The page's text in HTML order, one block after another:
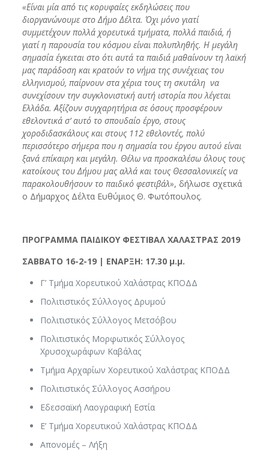
«Είναι μία από τις κορυφαίες εκδηλώσεις που
διοργανώνουμε στο Δήμο Δέλτα. Όχι μόνο γιατί
συμμετέχουν πολλά χορευτικά τμήματα, πολλά παιδιά, ή
γιατί η παρουσία του κόσμου είναι πολυπληθής. Η μεγάλη
σημασία έγκειται στο ότι αυτά τα παιδιά μαθαίνουν τη λαϊκή
μας παράδοση και κρατούν το νήμα της συνέχειας του
ελληνισμού, παίρνουν στα χέρια τους τη σκυτάλη να
συνεχίσουν την συγκλονιστική αυτή ιστορία που λέγεται
Ελλάδα. Αξίζουν συγχαρητήρια σε όσους προσφέρουν
εθελοντικά σ’ αυτό το σπουδαίο έργο, στους
χοροδιδασκάλους και στους 112 εθελοντές, πολύ
περισσότερο σήμερα που η σημασία του έργου αυτού είναι
ξανά επίκαιρη και μεγάλη. Θέλω να προσκαλέσω όλους τους
κατοίκους του Δήμου μας αλλά και τους Θεσσαλονικείς να
παρακολουθήσουν το παιδικό φεστιβάλ», δήλωσε σχετικά
ο Δήμαρχος Δέλτα Ευθύμιος Θ. Φωτόπουλος.
ΠΡΟΓΡΑΜΜΑ ΠΑΙΔΙΚΟΥ ΦΕΣΤΙΒΑΛ ΧΑΛΑΣΤΡΑΣ 2019
ΣΑΒΒΑΤΟ 16-2-19 | ΕΝΑΡΞΗ: 17.30 μ.μ.
Γ’ Τμήμα Χορευτικού Χαλάστρας ΚΠΟΔΔ
Πολιτιστικός Σύλλογος Δρυμού
Πολιτιστικός Σύλλογος Μετσόβου
Πολιτιστικός Μορφωτικός Σύλλογος
Χρυσοχωράφων Καβάλας
Τμήμα Αρχαρίων Χορευτικού Χαλάστρας ΚΠΟΔΔ
Πολιτιστικός Σύλλογος Ασσήρου
Εδεσσαϊκή Λαογραφική Εστία
Ε’ Τμήμα Χορευτικού Χαλάστρας ΚΠΟΔΔ
Απονομές – Λήξη